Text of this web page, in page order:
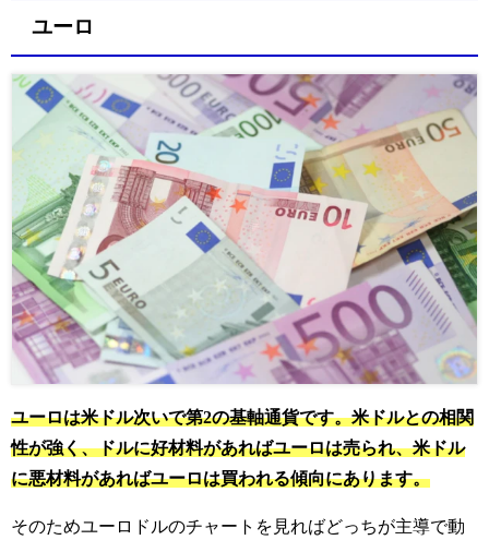
ユーロ
ユーロは米ドル次いで第2の基軸通貨です。米ドルとの相関
性が強く、ドルに好材料があればユーロは売られ、米ドル
に悪材料があればユーロは買われる傾向にあります。
そのためユーロドルのチャートを見ればどっちが主導で動